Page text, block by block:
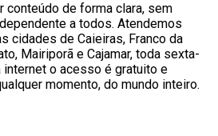
conteúdo de forma clara, sem
a todos. Atendemos
cidades de Caieiras, Franco da
Mairiporã e Cajamar, toda sexta-
internet o acesso é gratuito e
momento, do mundo inteiro.